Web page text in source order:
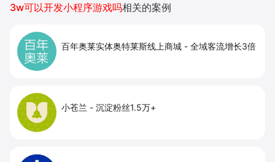
3w可以开发小程序游戏吗相关的案例
百年奥莱实体奥特莱斯线上商城 - 全域客流增长3倍
小苍兰 - 沉淀粉丝1.5万+